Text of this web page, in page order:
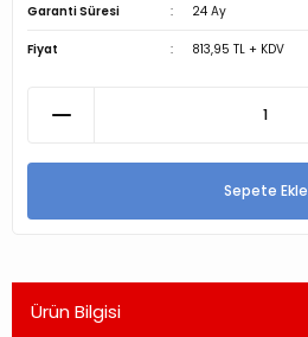
Garanti Süresi 24 Ay
Fiyat 813,95 TL + KDV
Sepete Ekle
Ürün Bilgisi